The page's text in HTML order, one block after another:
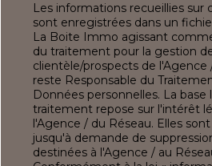
Les informations recueillies sur
sont enregistrées dans un
La Boite Immo agissant
du traitement pour la gestion
clientèle/prospects de l'Agence
reste Responsable du
Données personnelles. La base
traitement repose sur l'intérêt
l'Agence / du Réseau. Elles
jusqu'à demande de
destinées à l'Agence / au